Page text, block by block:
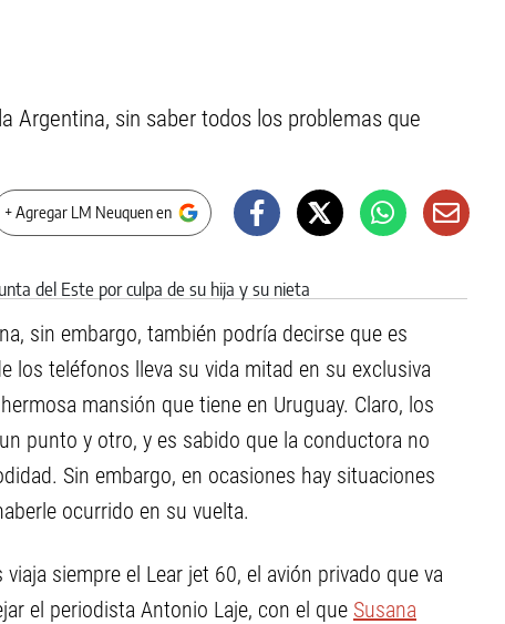
Argentina, sin saber todos los problemas que
+ Agregar LM Neuquen en
sin embargo, también podría decirse que es
los teléfonos lleva su vida mitad en su exclusiva
mansión que tiene en Uruguay. Claro, los
punto y otro, y es sabido que la conductora no
Sin embargo, en ocasiones hay situaciones
ocurrido en su vuelta.
siempre el Lear jet 60, el avión privado que va
el periodista Antonio Laje, con el que Susana